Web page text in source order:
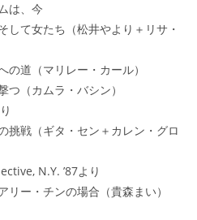
は、今
て女たち（松井やより＋リサ・
の道（マリレー・カール）
つ（カムラ・バシン）
挑戦（ギタ・セン＋カレン・グロ
N.Y. ’87より
リー・チンの場合（貴森まい）